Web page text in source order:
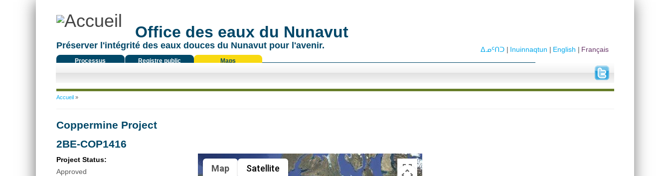
Office des eaux du Nunavut
Préserver l'intégrité des eaux douces du Nunavut pour l'avenir.
Processus
Registre public Maps
Français
English
Inuinnaqtun
ᐃᓄᑦᑎᑐ
Vous êtes ici
Accueil»
Coppermine Project
2BE-COP1416
Project Status:
Approved
Map Satellite